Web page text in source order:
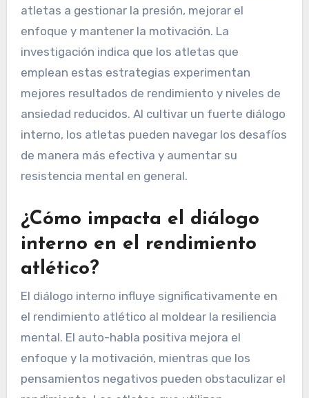
atletas a gestionar la presión, mejorar el
enfoque y mantener la motivación. La
investigación indica que los atletas que
emplean estas estrategias experimentan
mejores resultados de rendimiento y niveles de
ansiedad reducidos. Al cultivar un fuerte diálogo
interno, los atletas pueden navegar los desafíos
de manera más efectiva y aumentar su
resistencia mental en general.
¿Cómo impacta el diálogo
interno en el rendimiento
atlético?
El diálogo interno influye significativamente en
el rendimiento atlético al moldear la resiliencia
mental. El auto-habla positiva mejora el
enfoque y la motivación, mientras que los
pensamientos negativos pueden obstaculizar el